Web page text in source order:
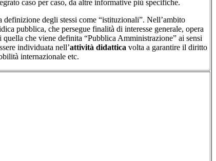
caso per caso, da altre informative piú specifiche.
degli stessi come “istituzionali”. Nell’ambito
pubblica, che persegue finalità di interesse generale, opera
che viene definita “Pubblica Amministrazione” ai sensi
individuata nell’attività didattica volta a garantire il diritto
internazionale etc.